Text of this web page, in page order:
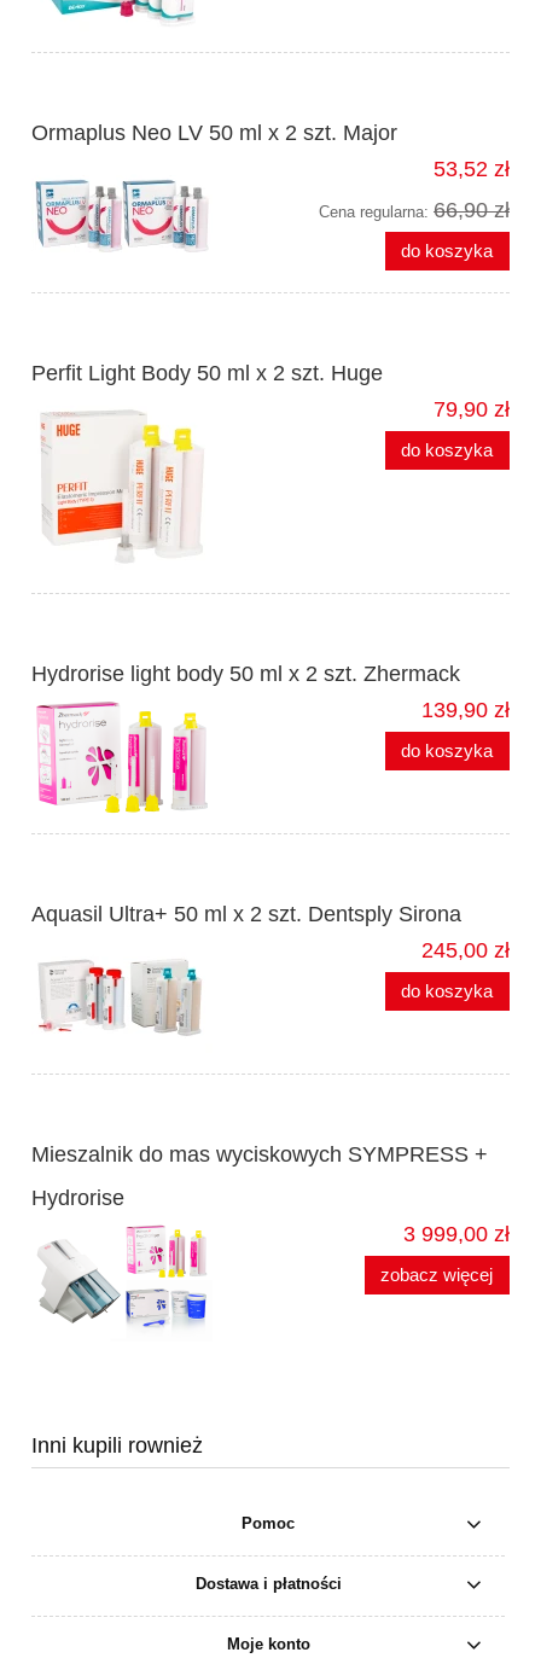
Ormaplus Neo LV 50 ml x 2 szt. Major
53,52 zł
Cena regularna: 66,90 zł
do koszyka
Perfit Light Body 50 ml x 2 szt. Huge
79,90 zł
do koszyka
Hydrorise light body 50 ml x 2 szt. Zhermack
139,90 zł
do koszyka
Aquasil Ultra+ 50 ml x 2 szt. Dentsply Sirona
245,00 zł
do koszyka
Mieszalnik do mas wyciskowych SYMPRESS +
Hydrorise
3 999,00 zł
zobacz więcej
Inni kupili rownież
Pomoc
Dostawa i płatności
Moje konto